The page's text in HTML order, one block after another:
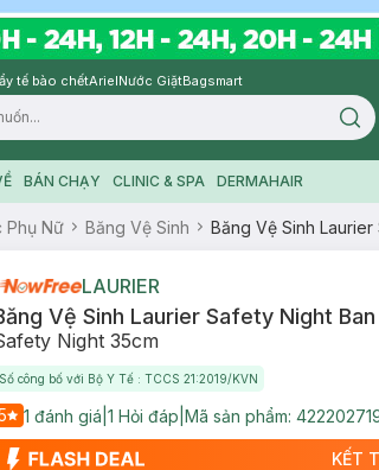
tế bào chếtArielNước GiặtBagsmart
BÁN CHẠY CLINIC & SPA DERMAHAIR
Phụ Nữ Băng Vệ Sinh Băng Vệ Sinh
LAURIER
Vệ Sinh Laurier Safety Night
Night 35cm
Số công bố với Bộ Y Tế : TCCS 21:2019/KVN
1 đánh giá 1 Hỏi đáp Mã sản phẩm:
KẾT